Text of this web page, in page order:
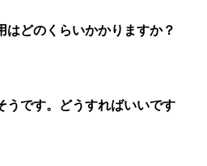
はどのくらいかかりますか？
うです。どうすればいいです